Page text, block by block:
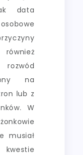
data
na
lub z
W
musiał